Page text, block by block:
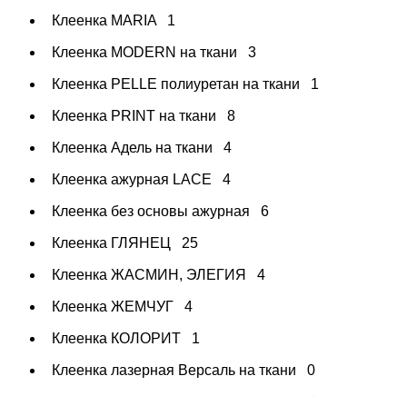
Клеенка MARIA 1
Клеенка MODERN на ткани 3
Клеенка PELLE полиуретан на ткани 1
Клеенка PRINT на ткани 8
Клеенка Адель на ткани 4
Клеенка ажурная LAСE 4
Клеенка без основы ажурная 6
Клеенка ГЛЯНЕЦ 25
Клеенка ЖАСМИН, ЭЛЕГИЯ 4
Клеенка ЖЕМЧУГ 4
Клеенка КОЛОРИТ 1
Клеенка лазерная Версаль на ткани 0